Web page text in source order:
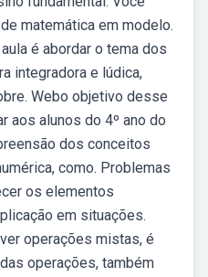
matemática em modelo.
é abordar o tema dos
integradora e lúdica,
Webo objetivo desse
aos alunos do 4º ano do
dos conceitos
como. Problemas
os elementos
em situações.
operações mistas, é
operações, também